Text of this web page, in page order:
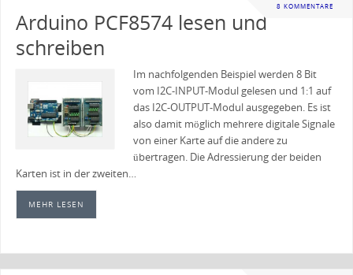
8 KOMMENTARE
Arduino PCF8574 lesen und
schreiben
Im nachfolgenden Beispiel werden 8 Bit
vom I2C-INPUT-Modul gelesen und 1:1 auf
das I2C-OUTPUT-Modul ausgegeben. Es ist
also damit möglich mehrere digitale Signale
von einer Karte auf die andere zu
übertragen. Die Adressierung der beiden
Karten ist in der zweiten…
MEHR LESEN